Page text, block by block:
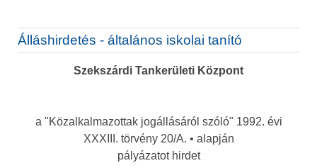
Álláshirdetés - általános iskolai tanító
Szekszárdi Tankerületi Központ
a "Közalkalmazottak jogállásáról szóló" 1992. évi
XXXIII. törvény 20/A. • alapján
pályázatot hirdet